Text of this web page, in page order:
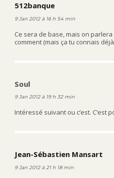
512banque
9 Jan 2012 à 16 h 54 min
Ce sera de base, mais on
comment (mais ça tu connais déjà
Soul
9 Jan 2012 à 19 h 32 min
Intéressé suivant ou c’est. C’est
Jean-Sébastien Mansart
9 Jan 2012 à 21 h 18 min